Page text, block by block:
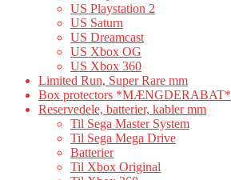
US Playstation 2
US Saturn
US Dreamcast
US Xbox OG
US Xbox 360
Limited Run, Super Rare mm
Box protectors *MÆNGDERABAT*
Reservedele, batterier, kabler mm
Til Sega Master System
Til Sega Mega Drive
Batterier
Til Xbox Original